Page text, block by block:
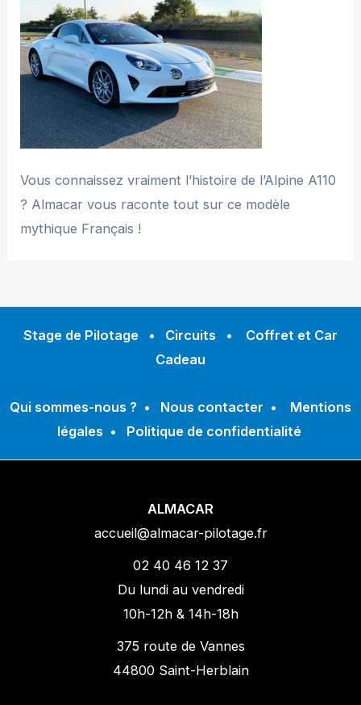
Vous connaissez vraiment l’histoire de l’Alpine A110
? Almacar vous raconte tout sur ce modèle
mythique Français !
Stage de Pilotage • Circuits • Coffret et Car
Cadeau
Qui sommes-nous ? • Nous contacter • Mentions
légales • Politique de confidentialité
ALMACAR
accueil@almacar-pilotage.fr
02 40 46 12 37
Du lundi au vendredi
10h-12h & 14h-18h
375 route de Vannes
44800 Saint-Herblain